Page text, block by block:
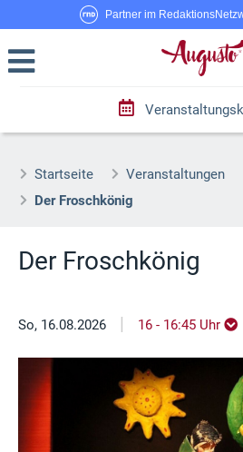
Partner im
Startseite Veranstaltungen
Der Froschkönig
Der Froschkönig
So, 16.08.2026 | 16 - 16:45 Uhr